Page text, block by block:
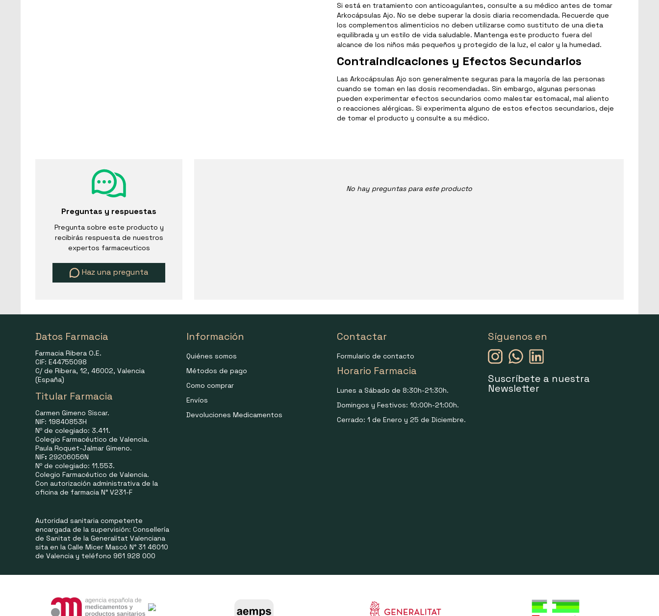
Si está en tratamiento con anticoagulantes, consulte a su médico antes de tomar
Arkocápsulas Ajo. No se debe superar la dosis diaria recomendada. Recuerde que
los complementos alimenticios no deben utilizarse como sustituto de una dieta
equilibrada y un estilo de vida saludable. Mantenga este producto fuera del
alcance de los niños más pequeños y protegido de la luz, el calor y la humedad.
Contraindicaciones y Efectos Secundarios
Las Arkocápsulas Ajo son generalmente seguras para la mayoría de las personas
cuando se toman en las dosis recomendadas. Sin embargo, algunas personas
pueden experimentar efectos secundarios como malestar estomacal, mal aliento
o reacciones alérgicas. Si experimenta alguno de estos efectos secundarios, deje
de tomar el producto y consulte a su médico.
Preguntas y respuestas
Pregunta sobre este producto y
recibirás respuesta de nuestros
expertos farmaceuticos
Haz una pregunta
No hay preguntas para este producto
Datos Farmacia
Farmacia Ribera O.E.
CIF: E44755098
C/ de Ribera, 12, 46002, Valencia
(España)
Titular Farmacia
Carmen Gimeno Siscar.
NIF: 19840853H
Nº de colegiado: 3.411.
Colegio Farmacéutico de Valencia.
Paula Roquet-Jalmar Gimeno.
NIF: 29206056N
Nº de colegiado: 11.553.
Colegio Farmacéutico de Valencia.
Con autorización administrativa de la
oficina de farmacia N° V231-F
Autoridad sanitaria competente
encargada de la supervisión: Consellería
de Sanitat de la Generalitat Valenciana
sita en la Calle Micer Mascó N° 31 46010
de Valencia y teléfono 961 928 000
Información
Quiénes somos
Métodos de pago
Como comprar
Envíos
Devoluciones Medicamentos
Contactar
Formulario de contacto
Horario Farmacia
Lunes a Sábado de 8:30h-21:30h.
Domingos y Festivos: 10:00h-21:00h.
Cerrado: 1 de Enero y 25 de Diciembre.
Síguenos en
Suscríbete a nuestra
Newsletter